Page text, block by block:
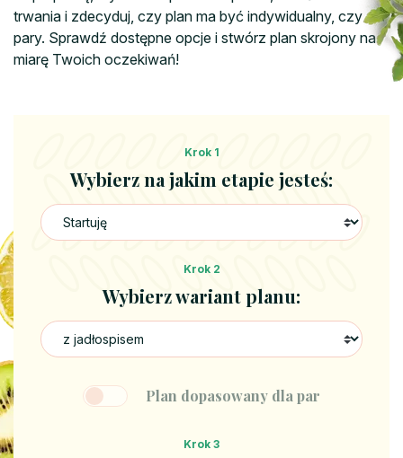
trwania i zdecyduj, czy plan ma być indywidualny, czy dla
pary. Sprawdź dostępne opcje i stwórz plan skrojony na
miarę Twoich oczekiwań!
Krok 1
Wybierz na jakim etapie jesteś:
Krok 2
Wybierz wariant planu:
Plan dopasowany dla par
Krok 3